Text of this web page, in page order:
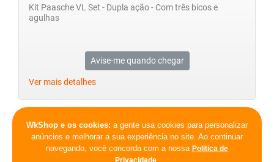
Kit Paasche VL Set - Dupla ação - Com três bicos e
agulhas
Avise-me quando chegar
Ver mais detalhes
WkShop e os cookies: a gente usa cookies para personalizar
anúncios e melhorar a sua experiência no site. Ao continuar
navegando, você concorda com a nossa Politica de
Privacidade
Primeira Voltar
8 Próxima Última